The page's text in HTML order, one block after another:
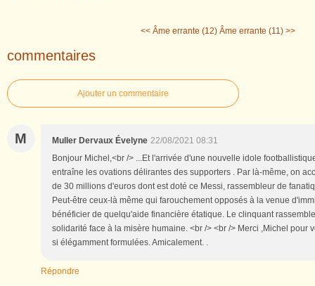
<< Âme errante (12) Âme errante (11) >>
commentaires
Ajouter un commentaire
M Muller Dervaux Évelyne 22/08/2021 08:31
Bonjour Michel,<br /> ...Et l'arrivée d'une nouvelle idole
entraîne les ovations délirantes des supporters . Par là-même, on
de 30 millions d'euros dont est doté ce Messi, rassembleur de
Peut-être ceux-là même qui farouchement opposés à la venue
bénéficier de quelqu'aide financière étatique. Le clinquant
solidarité face à la misère humaine. <br /> <br /> Merci ,Michel pour
si élégamment formulées. Amicalement. .
Répondre